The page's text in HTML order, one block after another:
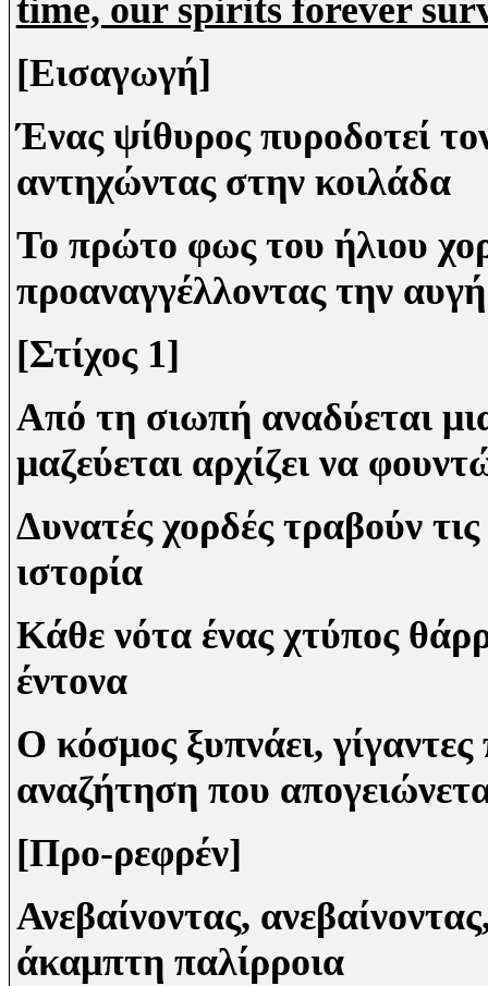
time, our spirits forever
[Εισαγωγή]
Ένας ψίθυρος πυροδοτεί
αντηχώντας στην κοιλάδα
Το πρώτο φως του ήλιου
προαναγγέλλοντας την αυγή
[Στίχος 1]
Από τη σιωπή αναδύεται
μαζεύεται αρχίζει να
Δυνατές χορδές τραβούν
ιστορία
Κάθε νότα ένας χτύπος
έντονα
Ο κόσμος ξυπνάει, γίγαντες
αναζήτηση που
[Προ-ρεφρέν]
Ανεβαίνοντας,
άκαμπτη παλίρροια